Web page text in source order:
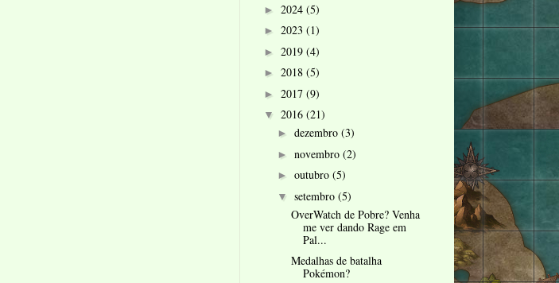
► 2024 (5)
► 2023 (1)
► 2019 (4)
► 2018 (5)
► 2017 (9)
▼ 2016 (21)
► dezembro (3)
► novembro (2)
► outubro (5)
▼ setembro (5)
OverWatch de Pobre? Venha
me ver dando Rage em
Pal...
Medalhas de batalha
Pokémon?